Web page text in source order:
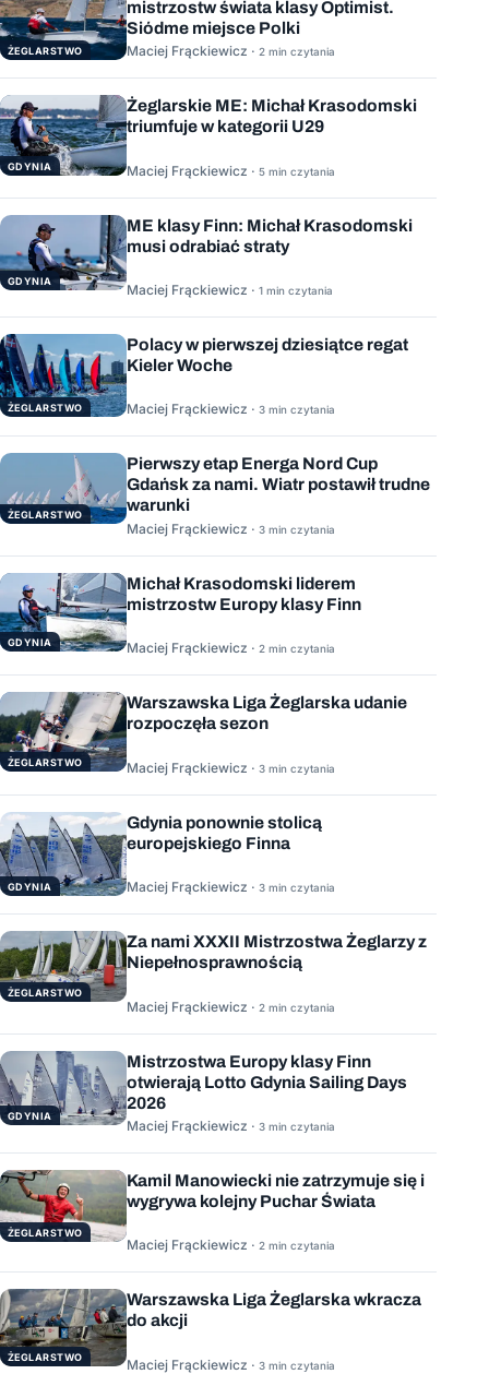
ŻEGLARSTWO
mistrzostw świata klasy Optimist.
Siódme miejsce Polki
Maciej Frąckiewicz · 2 min czytania
GDYNIA
Żeglarskie ME: Michał Krasodomski
triumfuje w kategorii U29
Maciej Frąckiewicz · 5 min czytania
GDYNIA
ME klasy Finn: Michał Krasodomski
musi odrabiać straty
Maciej Frąckiewicz · 1 min czytania
ŻEGLARSTWO
Polacy w pierwszej dziesiątce regat
Kieler Woche
Maciej Frąckiewicz · 3 min czytania
ŻEGLARSTWO
Pierwszy etap Energa Nord Cup
Gdańsk za nami. Wiatr postawił trudne
warunki
Maciej Frąckiewicz · 3 min czytania
GDYNIA
Michał Krasodomski liderem
mistrzostw Europy klasy Finn
Maciej Frąckiewicz · 2 min czytania
ŻEGLARSTWO
Warszawska Liga Żeglarska udanie
rozpoczęła sezon
Maciej Frąckiewicz · 3 min czytania
GDYNIA
Gdynia ponownie stolicą
europejskiego Finna
Maciej Frąckiewicz · 3 min czytania
ŻEGLARSTWO
Za nami XXXII Mistrzostwa Żeglarzy z
Niepełnosprawnością
Maciej Frąckiewicz · 2 min czytania
GDYNIA
Mistrzostwa Europy klasy Finn
otwierają Lotto Gdynia Sailing Days
2026
Maciej Frąckiewicz · 3 min czytania
ŻEGLARSTWO
Kamil Manowiecki nie zatrzymuje się i
wygrywa kolejny Puchar Świata
Maciej Frąckiewicz · 2 min czytania
ŻEGLARSTWO
Warszawska Liga Żeglarska wkracza
do akcji
Maciej Frąckiewicz · 3 min czytania